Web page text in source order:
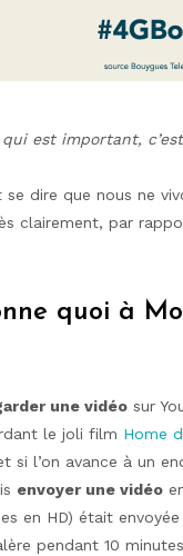
qui est important,
dire que nous ne
clairement, par
quoi à
une vidéo sur
le joli film Home
si l’on avance à un
envoyer une vidéo
en HD) était
pendant 10